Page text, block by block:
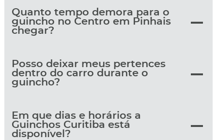
Quanto tempo demora para o
guincho no Centro em Pinhais
chegar?
Posso deixar meus pertences
dentro do carro durante o
guincho?
Em que dias e horários a
Guinchos Curitiba está
disponível?